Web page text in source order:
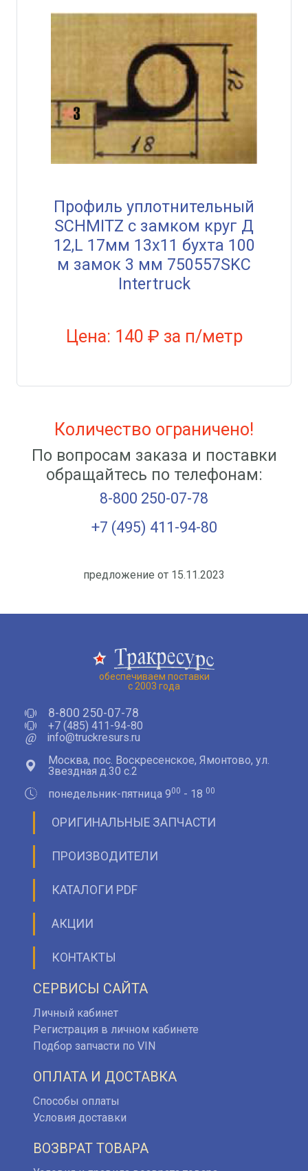
Профиль уплотнительный
SCHMITZ с замком круг Д
12,L 17мм 13х11 бухта 100
м замок 3 мм 750557SKC
Intertruck
Цена: 140 ₽ за п/метр
Количество ограничено!
По вопросам заказа и поставки
обращайтесь по телефонам:
8-800 250-07-78
+7 (495) 411-94-80
предложение от 15.11.2023
обеспечиваем поставки
с 2003 года
8-800 250-07-78
+7 (485) 411-94-80
@
info@truckresurs.ru
Москва, пос. Воскресенское, Ямонтово, ул.
Звездная д.30 с.2
понедельник-пятница 900 - 18 00
ОРИГИНАЛЬНЫЕ ЗАПЧАСТИ
ПРОИЗВОДИТЕЛИ
КАТАЛОГИ PDF
АКЦИИ
КОНТАКТЫ
СЕРВИСЫ САЙТА
Личный кабинет
Регистрация в личном кабинете
Подбор запчасти по VIN
ОПЛАТА И ДОСТАВКА
Способы оплаты
Условия доставки
ВОЗВРАТ ТОВАРА